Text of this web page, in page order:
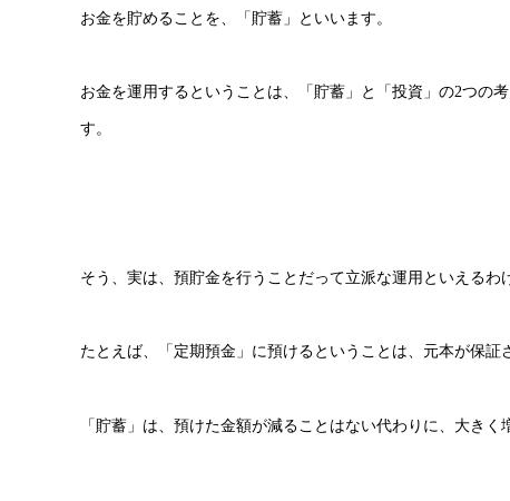
お金を貯めることを、「貯蓄」といいます。
お金を運用するということは、「貯蓄」と「投資」の2つの
す。
そう、実は、預貯金を行うことだって立派な運用といえるわ
たとえば、「定期預金」に預けるということは、元本が保
「貯蓄」は、預けた金額が減ることはない代わりに、大きく